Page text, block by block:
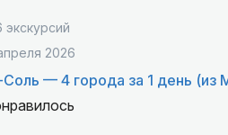
2026
— 4 города за 1 день (из